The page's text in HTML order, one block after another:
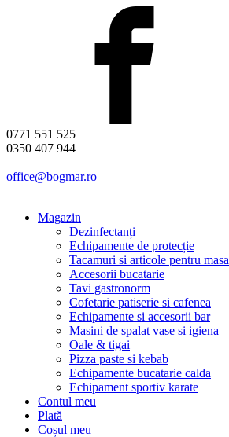
0771 551 525
0350 407 944
office@bogmar.ro
Magazin
Dezinfectanți
Echipamente de protecție
Tacamuri si articole pentru masa
Accesorii bucatarie
Tavi gastronorm
Cofetarie patiserie si cafenea
Echipamente si accesorii bar
Masini de spalat vase si igiena
Oale & tigai
Pizza paste si kebab
Echipamente bucatarie calda
Echipament sportiv karate
Contul meu
Plată
Coșul meu